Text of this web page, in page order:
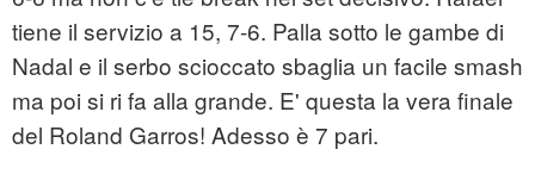
tiene il servizio a 15, 7-6. Palla sotto le gambe di
Nadal e il serbo scioccato sbaglia un facile smash
ma poi si ri fa alla grande. E' questa la vera finale
del Roland Garros! Adesso è 7 pari.